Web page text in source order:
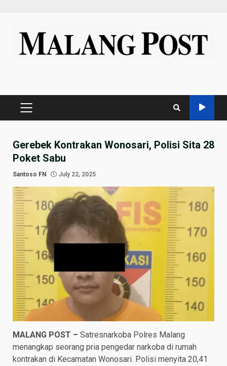
content
PRIMARY
Gerebek Kontrakan Wonosari, Polisi Sita 28
Poket Sabu
Santoso FN July 22, 2025
MALANG POST – Satresnarkoba Polres Malang
menangkap seorang pria pengedar narkoba di rumah
kontrakan di Kecamatan Wonosari. Polisi menyita 20,41